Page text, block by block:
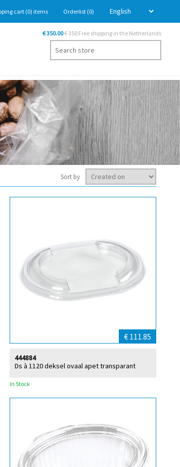
cart (0) items Orderlist (0)
€ 350.00€ 350 Free shipping in the Netherlands
Sort by
€ 111.85
Ds à 1120 deksel ovaal apet transparant
444884
In Stock